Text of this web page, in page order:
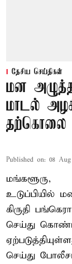
தேசிய செய்திகள்
மன
மாடல்
தற்கொலை
Published on: 08
மங்களூரு,
உடுப்பியில்
கிருதி
செய்து
செய்து